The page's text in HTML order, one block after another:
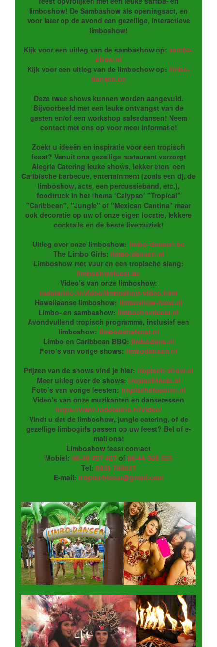
limboshow! De Sambashow als openingsact, en
voor later op de avond een gezellige, interactieve
limboshow!
Kijk voor een uitleg van de sambashow op: samba-
show.nl
Kijk voor een uitleg van de limboshow op: limbo-
dansen.be
Deze twee shows kunnen worden aangevuld.
Bijvoorbeeld met een leuke ontvangst van de
gasten en/of een workshop salsadansen! Neem
contact met ons op voor meer informatie!
Zoekt u ideeën en inspiratie voor een tropisch
feest? Vanuit ons gezellige restaurant verzorgt
Alegria Catering leuke shows, lekker eten, een
Caribische barbecue, entertainment (zoals een dj, de
limboshow, acts, een percussieband, etc.),
foodtruck in het thema ‘Calypso’ "Tropical"
"Caribbean", "Jungle" of "Mexican Cantina" maar
ook decoratie op uw of onze eigen locatie, lekkere
cocktails en de beste livemuziek!
Uitleg over onze limboshow: limbo-dansen.be
The Limbo Girls: limbo-dansen.nl
Limboshow met vuur en een tropische slang:
limboshowfeest.be
Video’s van onze limboshow:
todolatino.nl/video/limboshow-video.html
Hawaiiaanse limboshow: limboshow-feest.nl
Limbo- en sambashow: limboshowfeest.nl
Avondvullend tropisch programma, inclusief een
limboshow: limbodansfeest.nl
Limbo en Caribbean BBQ: limbodans.nl
Foto’s van vorige shows: limbodansen.nl
Prijzen van de shows vind je hier: tropisch-show.nl
Meer uitleg over de shows: tropischfeest.nl
Foto’s van vorige feesten: tropischefeesten.nl
Video's van onze muzikanten en danseressen
https://www.todolatino.nl/video/
Vindt u dat de limboshow, jungle catering, of de
gezellige limbogirls passen op uw feest? Bel of e-
mail ons!
Limboshow feest contact
Mobiel: 06-29 457 407of 06-44 508 525
Tel: 0320 769037
E-mail: tropischfeest@gmail.com